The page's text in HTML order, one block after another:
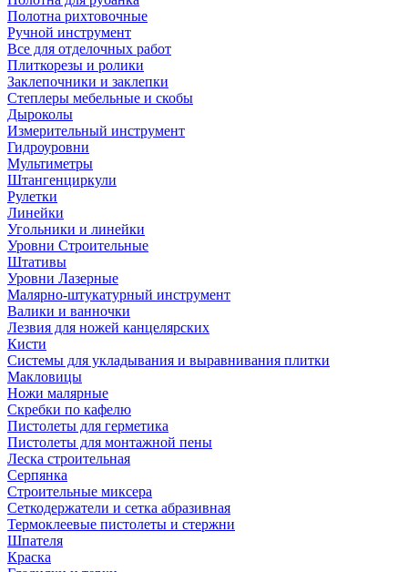
Полотна рихтовочные
Ручной инструмент
Все для отделочных работ
Плиткорезы и ролики
Заклепочники и заклепки
Степлеры мебельные и скобы
Дыроколы
Измерительный инструмент
Гидроуровни
Мультиметры
Штангенциркули
Рулетки
Линейки
Угольники и линейки
Уровни Строительные
Штативы
Уровни Лазерные
Малярно-штукатурный инструмент
Валики и ванночки
Лезвия для ножей канцелярских
Кисти
Системы для укладывания и выравнивания плитки
Макловицы
Ножи малярные
Скребки по кафелю
Пистолеты для герметика
Пистолеты для монтажной пены
Леска строительная
Серпянка
Строительные миксера
Сеткодержатели и сетка абразивная
Термоклеевые пистолеты и стержни
Шпателя
Краска